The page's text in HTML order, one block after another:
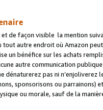
de façon visible la mention
autre endroit où Amazon
un bénéfice sur les achats
autre communication
dénaturerez pas ni
sponsorisons ou parrainons)
ou morale, sauf de la